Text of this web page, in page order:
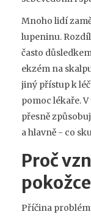
Mnoho lidí
lupeninu.
často
ekzém na
jiný přístup k
pomoc lékaře.
přesně
a hlavně - co
Proč
Příčina